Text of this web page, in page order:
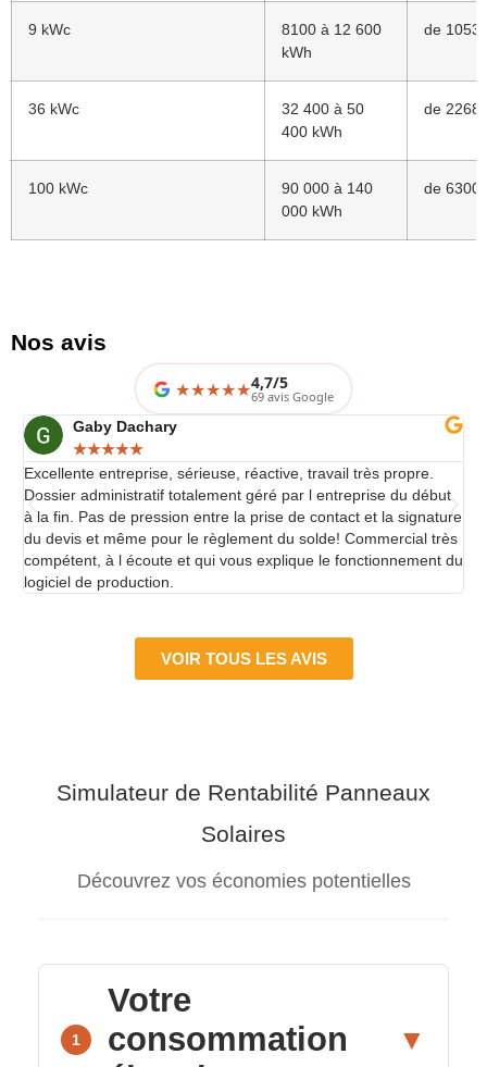
9 kWc
8100 à 12 600
kWh
de
36 kWc
32 400 à 50
400 kWh
de
100 kWc
90 000 à 140
000 kWh
de
Nos avis
★★★ ★4,7/5
69 avis Google
Gaby Dachary
★★★★★
Excellente entreprise, sérieuse, réactive, travail très propre.
Dossier administratif totalement géré par l entreprise du début
à la fin. Pas de pression entre la prise de contact et la signature
du devis et même pour le règlement du solde! Commercial très
compétent, à l écoute et qui vous explique le fonctionnement du
logiciel de production.
VOIR TOUS LES AVIS
Simulateur de Rentabilité Panneaux
Solaires
Découvrez vos économies potentielles
1
Votre
consommation
▼